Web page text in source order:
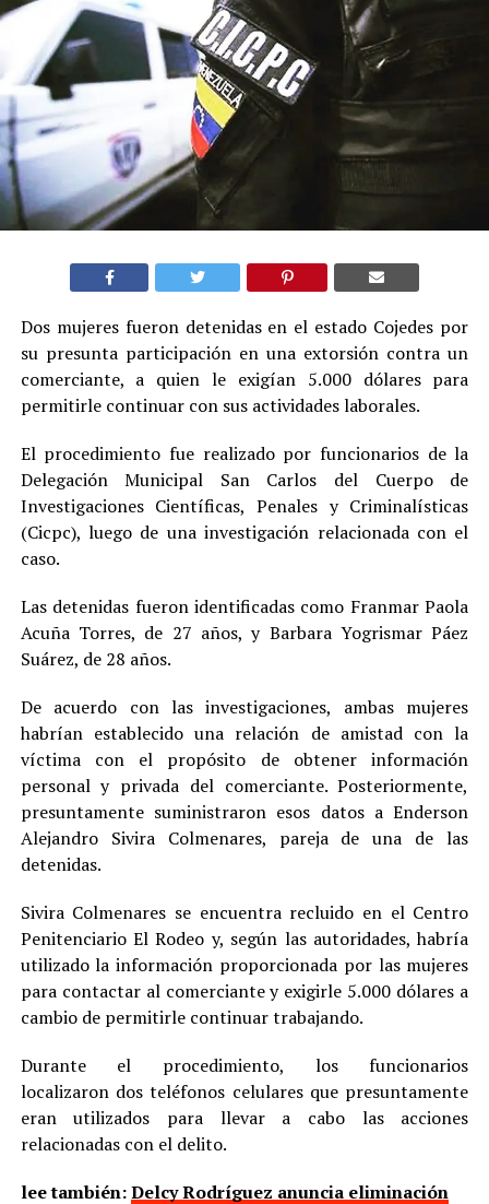
Dos mujeres fueron detenidas en el estado Cojedes por
su presunta participación en una extorsión contra un
comerciante, a quien le exigían 5.000 dólares para
permitirle continuar con sus actividades laborales.
El procedimiento fue realizado por funcionarios de la
Delegación Municipal San Carlos del Cuerpo de
Investigaciones Científicas, Penales y Criminalísticas
(Cicpc), luego de una investigación relacionada con el
caso.
Las detenidas fueron identificadas como Franmar Paola
Acuña Torres, de 27 años, y Barbara Yogrismar Páez
Suárez, de 28 años.
De acuerdo con las investigaciones, ambas mujeres
habrían establecido una relación de amistad con la
víctima con el propósito de obtener información
personal y privada del comerciante. Posteriormente,
presuntamente suministraron esos datos a Enderson
Alejandro Sivira Colmenares, pareja de una de las
detenidas.
Sivira Colmenares se encuentra recluido en el Centro
Penitenciario El Rodeo y, según las autoridades, habría
utilizado la información proporcionada por las mujeres
para contactar al comerciante y exigirle 5.000 dólares a
cambio de permitirle continuar trabajando.
Durante el procedimiento, los funcionarios
localizaron dos teléfonos celulares que presuntamente
eran utilizados para llevar a cabo las acciones
relacionadas con el delito.
lee también:Delcy Rodríguez anuncia eliminación